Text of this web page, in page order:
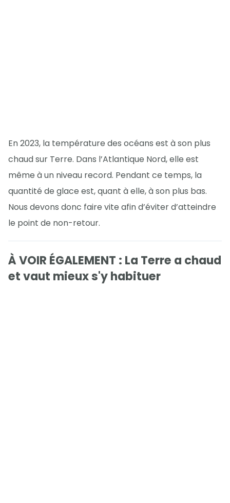
En 2023, la température des océans est à son plus
chaud sur Terre. Dans l’Atlantique Nord, elle est
même à un niveau record. Pendant ce temps, la
quantité de glace est, quant à elle, à son plus bas.
Nous devons donc faire vite afin d’éviter d’atteindre
le point de non-retour.
À VOIR ÉGALEMENT : La Terre a chaud
et vaut mieux s'y habituer